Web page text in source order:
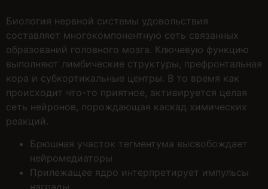
Биология нервной системы удовольствия
составляет многокомпонентную сеть связанных
образований головного мозга. Ключевую функцию
выполняют лимбические структуры, префронтальная
кора и субкортикальные центры. В то время как
происходит что-то приятное, активируется целая
сеть нейронов, порождающая каскад химических
реакций.
Брюшная участок тегментума высвобождает
нейромедиаторы
Прилежащее ядро интерпретирует импульсы